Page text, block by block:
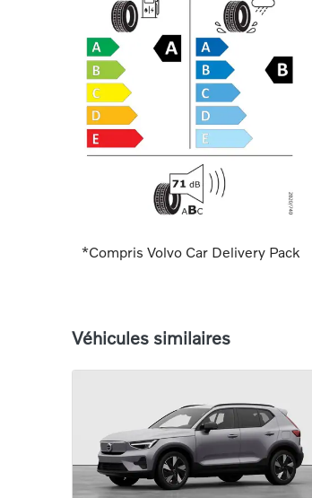
*Compris Volvo Car Delivery Pack
Véhicules similaires